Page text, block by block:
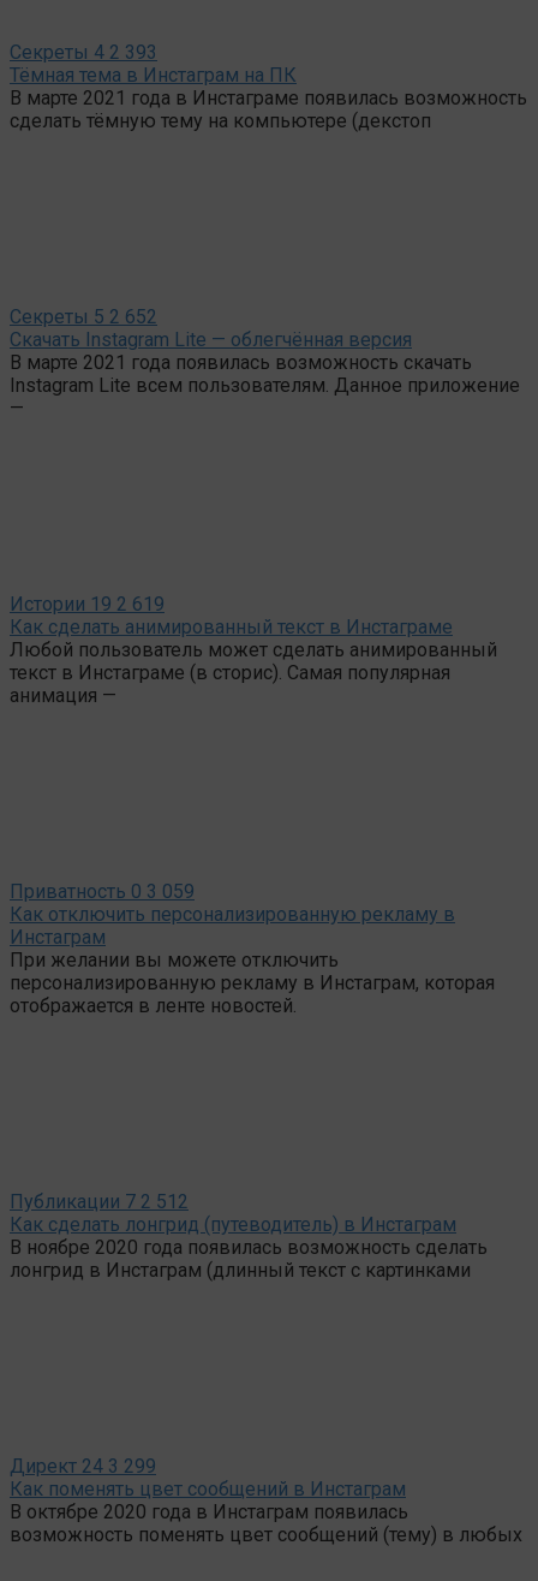
Секреты 4 2 393
Тёмная тема в Инстаграм на ПК
В марте 2021 года в Инстаграме появилась возможность
сделать тёмную тему на компьютере (декстоп
Секреты 5 2 652
Скачать Instagram Lite — облегчённая версия
В марте 2021 года появилась возможность скачать
Instagram Lite всем пользователям. Данное приложение
—
Истории 19 2 619
Как сделать анимированный текст в Инстаграме
Любой пользователь может сделать анимированный
текст в Инстаграме (в сторис). Самая популярная
анимация —
Приватность 0 3 059
Как отключить персонализированную рекламу в
Инстаграм
При желании вы можете отключить
персонализированную рекламу в Инстаграм, которая
отображается в ленте новостей.
Публикации 7 2 512
Как сделать лонгрид (путеводитель) в Инстаграм
В ноябре 2020 года появилась возможность сделать
лонгрид в Инстаграм (длинный текст с картинками
Директ 24 3 299
Как поменять цвет сообщений в Инстаграм
В октябре 2020 года в Инстаграм появилась
возможность поменять цвет сообщений (тему) в любых